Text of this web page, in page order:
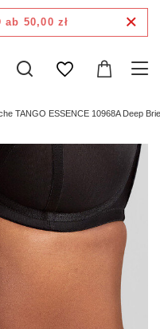
ab 50,00 zł
TANGO ESSENCE 10968A Deep